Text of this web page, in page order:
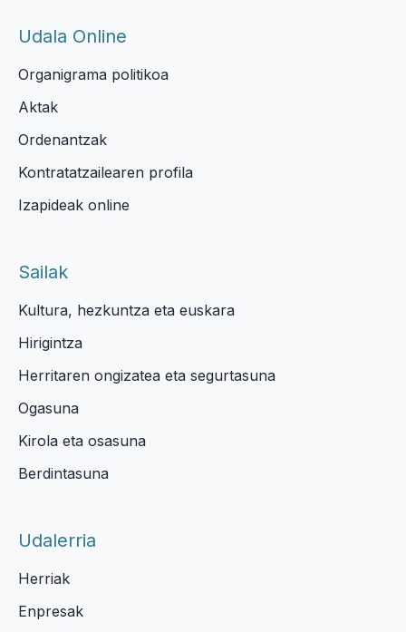
Udala Online
Organigrama politikoa
Aktak
Ordenantzak
Kontratatzailearen profila
Izapideak online
Sailak
Kultura, hezkuntza eta euskara
Hirigintza
Herritaren ongizatea eta segurtasuna
Ogasuna
Kirola eta osasuna
Berdintasuna
Udalerria
Herriak
Enpresak